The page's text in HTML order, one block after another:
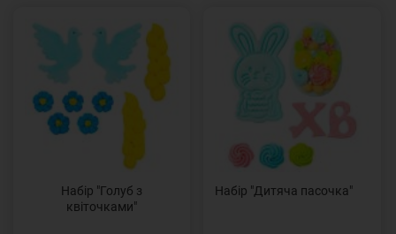
Набір "Голуб з
квіточками"
Набір "Дитяча пасочка"